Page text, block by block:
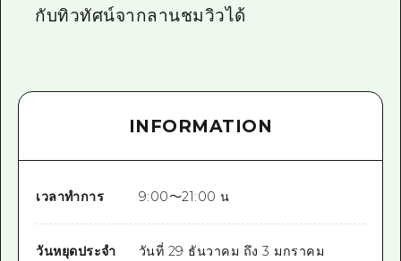
กับทิวทัศน์จากลานชมวิวได้
INFORMATION
เวลาทำการ 9:00～21:00 น
วันหยุดประจำ วันที่ 29 ธันวาคม ถึง 3 มกราคม